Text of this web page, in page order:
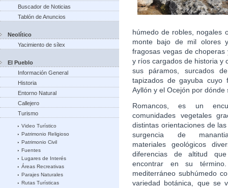
Buscador de Noticias
Tablón de Anuncios
Neolítico
Yacimiento de sílex
El Pueblo
Información General
Historia
Entorno Natural
Callejero
Turismo
Video Turístico
Patrimonio Religioso
Patrimonio Civil
Fuentes
Lugares de Interés
Áreas Recreativas
Parajes Naturales
Rutas Turísticas
húmedo de robles, nogales
monte bajo de mil olores
fragosas vegas de
y ríos cargados de historia y
sus páramos, surcados
tapizados de gayuba cuyo
Ayllón y el Ocejón por
Romancos, es un
comunidades vegetales
distintas orientaciones de
surgencia de
materiales geológicos
diferencias de altitud
encontrar en su
mediterráneo subhúmedo
variedad botánica, que se